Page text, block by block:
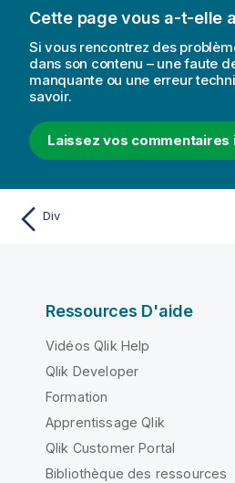
Cette page vous a-t-elle
Si vous rencontrez des
dans son contenu – une faute
manquante ou une erreur
savoir.
Laissez vos commentaires
Div
Ressources D'aide
Vidéos Qlik Help
Qlik Developer
Formation
Apprentissage Qlik
Qlik Customer Portal
Bibliothèque des ressources